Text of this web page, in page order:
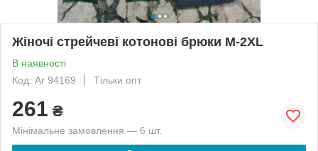
Жіночі стрейчеві котонові брюки М-2XL
В наявності
Код: Ar 94169
Тільки опт
261 ₴
Мінімальне замовлення — 6 шт.